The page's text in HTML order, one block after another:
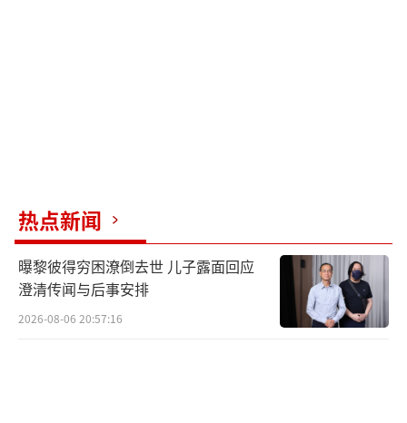
热点新闻
曝黎彼得穷困潦倒去世 儿子露面回应
澄清传闻与后事安排
2026-08-06 20:57:16